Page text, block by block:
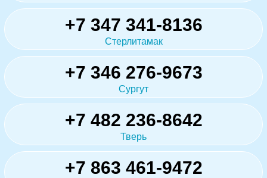
+7 347 341-8136
Стерлитамак
+7 346 276-9673
Сургут
+7 482 236-8642
Тверь
+7 863 461-9472